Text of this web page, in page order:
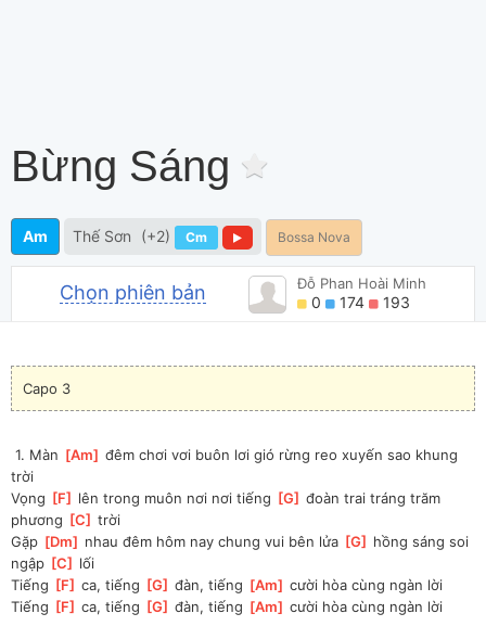
Bừng Sáng
Am Thế Sơn (+2) Cm Bossa Nova
Chọn phiên bản Đỗ Phan Hoài Minh
0 174 193
Capo 3
1. Màn [Am ] đêm chơi vơi buôn lơi gió rừng reo xuyến sao khung
trời
Vọng [F lên trong muôn nơi nơi tiếng [G ] đoàn trai tráng trăm
phương [C ] trời
Gặp [Dm nhau đêm hôm nay chung vui bên lửa [G
hồng sáng soi
ngập [C
lối
Tiếng [F ] ca, tiếng [G ] đàn, tiếng [Am ] cười hòa cùng ngàn lời
Tiếng [F ] ca, tiếng [G ] đàn, tiếng [Am ] cười hòa cùng ngàn lời